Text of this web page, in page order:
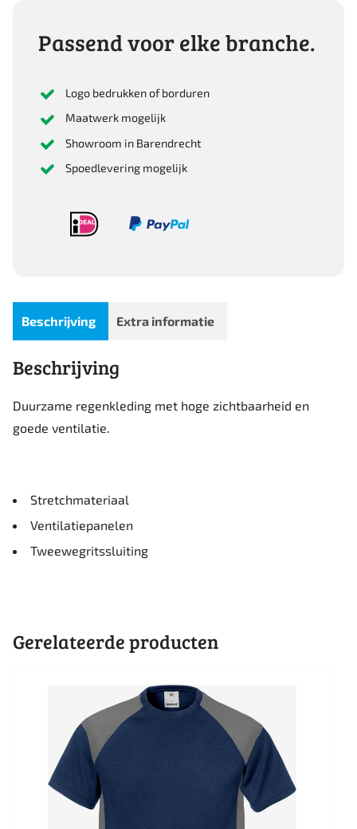
4634
Passend voor elke branche.
Logo bedrukken of borduren
Maatwerk mogelijk
Showroom in Barendrecht
Spoedlevering mogelijk
Beschrijving Extra informatie
Beschrijving
Duurzame regenkleding met hoge zichtbaarheid en
goede ventilatie.
Stretchmateriaal
Ventilatiepanelen
Tweewegritssluiting
Gerelateerde producten